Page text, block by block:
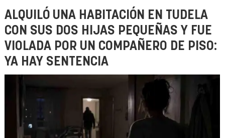
ALQUILÓ UNA HABITACIÓN EN TUDELA
CON SUS DOS HIJAS PEQUEÑAS Y FUE
VIOLADA POR UN COMPAÑERO DE PISO:
YA HAY SENTENCIA